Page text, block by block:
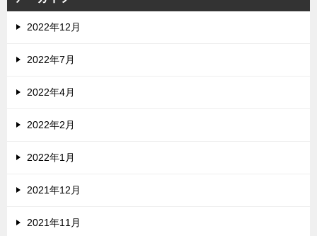
2022年12月
2022年7月
2022年4月
2022年2月
2022年1月
2021年12月
2021年11月